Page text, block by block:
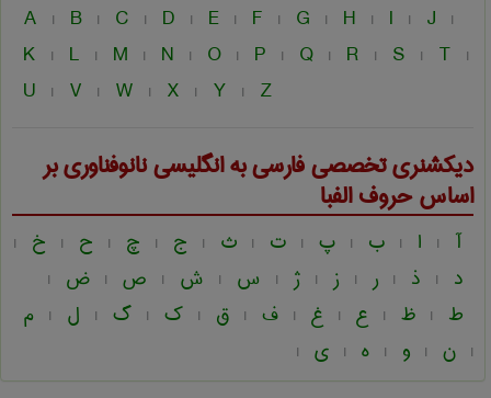
A | B | C | D | E | F | G | H | I | J |
K | L | M | N | O | P | Q | R | S | T |
U | V | W | X | Y | Z
دیکشنری تخصصی فارسی به انگلیسینانوفناوریبر
اساس حروف الفبا
آ | ا | ب | پ | ت | ث | ج | چ | ح | خ |
د | ذ | ر | ز | ژ | س | ش | ص | ض |
ط | ظ | ع | غ | ف | ق | ک | گ | ل | م
| ن | و | ه | ی |